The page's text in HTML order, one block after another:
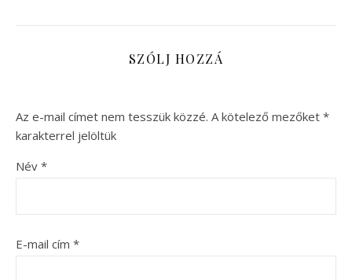
SZÓLJ HOZZÁ
Az e-mail címet nem tesszük közzé. A kötelező mezőket *
karakterrel jelöltük
Név *
E-mail cím *